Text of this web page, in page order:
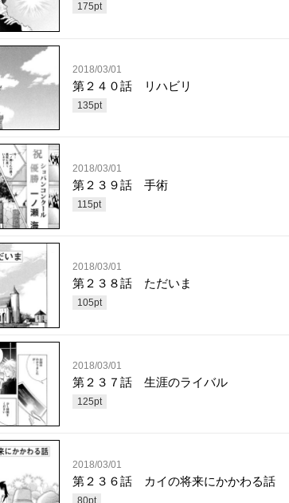
175pt
2018/03/01
第２４０話 リハビリ
135pt
2018/03/01
第２３９話 手術
115pt
2018/03/01
第２３８話 ただいま
105pt
2018/03/01
第２３７話 生涯のライバル
125pt
2018/03/01
第２３６話 カイの将来にかかわる話
80pt